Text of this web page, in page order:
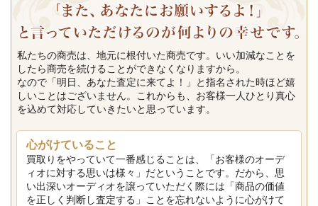
私たちの商売は、地元に根付いた商売です。いい加減なことを
したら商売を続けることができなくなりますから。
なので「明日、あなた査定に来てよ！」と指名された時ほど嬉
しいことはございません。これからも、お客様一人ひとり真心
を込めて対応していきたいと思っています。
心がけていること
買取りをやっていて一番感じることは、「お客様のオーデ
ィオに対する思いは様々」だということです。だから、思
い出深いオーディオを譲っていただく際には「商品の価値
を正しく判断し査定する」ことを忘れないように心がけて